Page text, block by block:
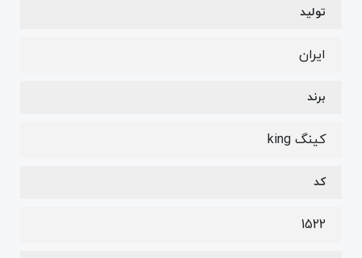
تولید
ایران
برند
کینگ king
کد
1522